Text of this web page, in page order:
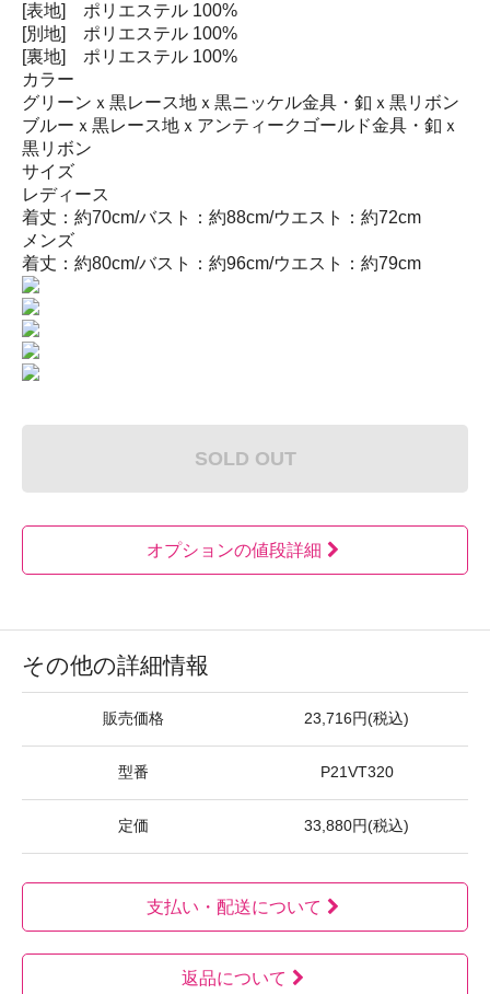
[表地] ポリエステル 100%
[別地] ポリエステル 100%
[裏地] ポリエステル 100%
カラー
グリーンｘ黒レース地ｘ黒ニッケル金具・釦ｘ黒リボン
ブルーｘ黒レース地ｘアンティークゴールド金具・釦ｘ
黒リボン
サイズ
レディース
着丈：約70cm/バスト：約88cm/ウエスト：約72cm
メンズ
着丈：約80cm/バスト：約96cm/ウエスト：約79cm
SOLD OUT
オプションの値段詳細
その他の詳細情報
販売価格 23,716円(税込)
型番 P21VT320
定価 33,880円(税込)
支払い・配送について
返品について